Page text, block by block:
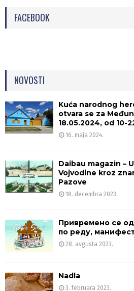
FACEBOOK
NOVOSTI
Kuća narodnog
otvara se za
18.05.2024, od 10-
16. maja 2024.
Daibau magazin –
Vojvodine kroz
Pazove
18. decembra 2023.
Привремено се
по реду,
28. avgusta 2023.
Nadla
3. februara 2023.